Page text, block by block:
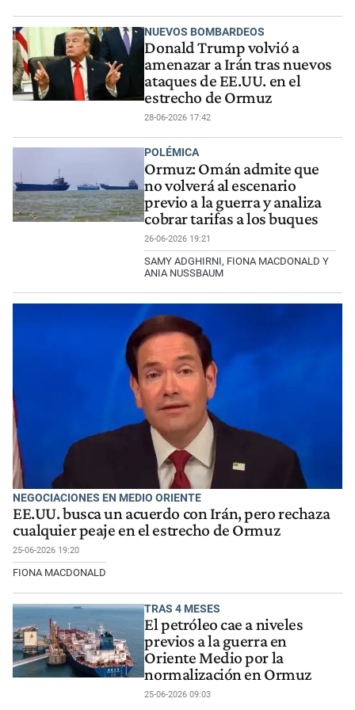
NUEVOS BOMBARDEOS
Donald Trump volvió a
amenazar a Irán tras nuevos
ataques de EE.UU. en el
estrecho de Ormuz
28-06-2026 17:42
POLÉMICA
Ormuz: Omán admite que
no volverá al escenario
previo a la guerra y analiza
cobrar tarifas a los buques
26-06-2026 19:21
SAMY ADGHIRNI, FIONA MACDONALD Y
ANIA NUSSBAUM
NEGOCIACIONES EN MEDIO ORIENTE
EE.UU. busca un acuerdo con Irán, pero rechaza
cualquier peaje en el estrecho de Ormuz
25-06-2026 19:20
FIONA MACDONALD
TRAS 4 MESES
El petróleo cae a niveles
previos a la guerra en
Oriente Medio por la
normalización en Ormuz
25-06-2026 09:03